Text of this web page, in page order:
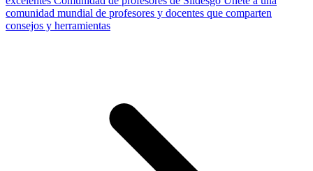
comunidad mundial de profesores y docentes que comparten
consejos y herramientas